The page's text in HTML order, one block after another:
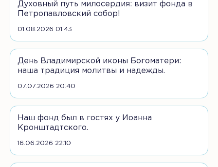
Духовный путь милосердия: визит фонда в
Петропавловский собор!
01.08.2026 01:43
День Владимирской иконы Богоматери:
наша традиция молитвы и надежды.
07.07.2026 20:40
Наш фонд был в гостях у Иоанна
Кронштадтского.
16.06.2026 22:10